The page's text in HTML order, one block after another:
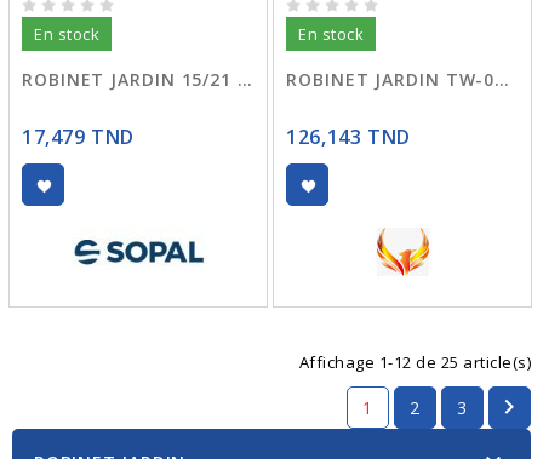
En stock
ROBINET JARDIN 15/21 SPHERIQUE
17,479 TND
En stock
ROBINET JARDIN TW-05-1 1/4 TOUR BRONZE DRAGON
126,143 TND
Affichage 1-12 de 25 article(s)
1 2 3 